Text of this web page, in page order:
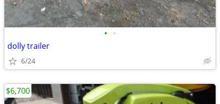
• •
dolly trailer
6/24
$6,700